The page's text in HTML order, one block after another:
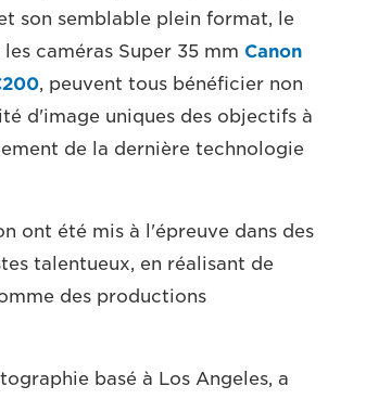
son semblable plein format, le
les caméras Super 35 mm Canon
, peuvent tous bénéficier non
d'image uniques des objectifs à
de la dernière technologie
ont été mis à l'épreuve dans des
talentueux, en réalisant de
des productions
basé à Los Angeles, a